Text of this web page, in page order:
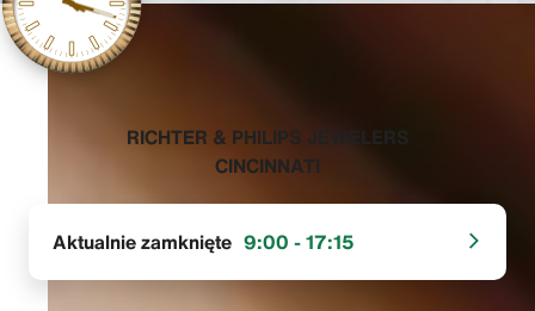
‭RICHTER & PHILIPS JEWELERS
CINCINNATI‬
Aktualnie zamknięte 9:00 - 17:15